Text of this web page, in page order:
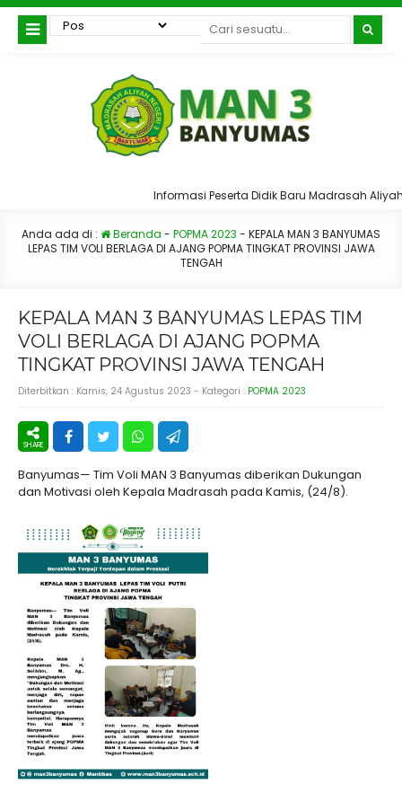
Informasi Peserta Didik Baru Madrasah Aliyah
Anda ada di : Beranda - POPMA 2023 - KEPALA MAN 3 BANYUMAS
LEPAS TIM VOLI BERLAGA DI AJANG POPMA TINGKAT PROVINSI JAWA
TENGAH
KEPALA MAN 3 BANYUMAS LEPAS TIM
VOLI BERLAGA DI AJANG POPMA
TINGKAT PROVINSI JAWA TENGAH
Diterbitkan : Kamis, 24 Agustus 2023 - Kategori : POPMA 2023
Banyumas— Tim Voli MAN 3 Banyumas diberikan Dukungan
dan Motivasi oleh Kepala Madrasah pada Kamis, (24/8).